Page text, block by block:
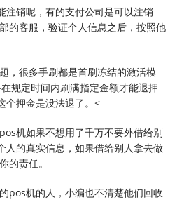
注销呢，有的支付公司是可以注销
的客服，验证个人信息之后，按照他
，很多手刷都是首刷冻结的激活模
规定时间内刷满指定金额才能退押
个押金是没法退了。<
机如果不想用了千万不要外借给别
人的真实信息，如果借给别人拿去做
的责任。
pos机的人，小编也不清楚他们回收